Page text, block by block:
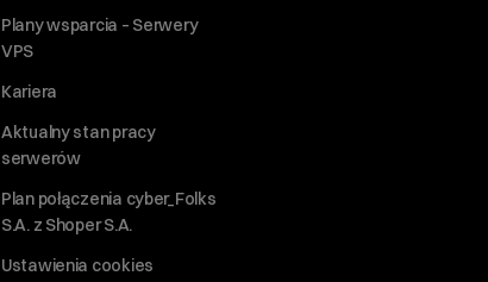
Plany wsparcia – Serwery
VPS
Kariera
Aktualny stan pracy
serwerów
Plan połączenia cyber_Folks
S.A. z Shoper S.A.
Ustawienia cookies